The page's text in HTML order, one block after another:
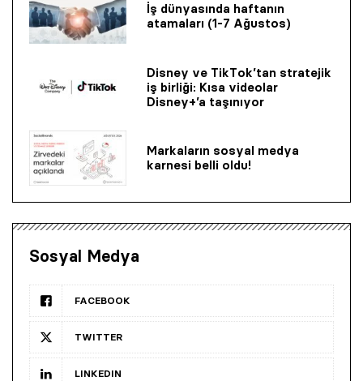
İş dünyasında haftanın
atamaları (1-7 Ağustos)
Disney ve TikTok’tan stratejik
iş birliği: Kısa videolar
Disney+’a taşınıyor
Markaların sosyal medya
karnesi belli oldu!
Sosyal Medya
FACEBOOK
TWITTER
LINKEDIN